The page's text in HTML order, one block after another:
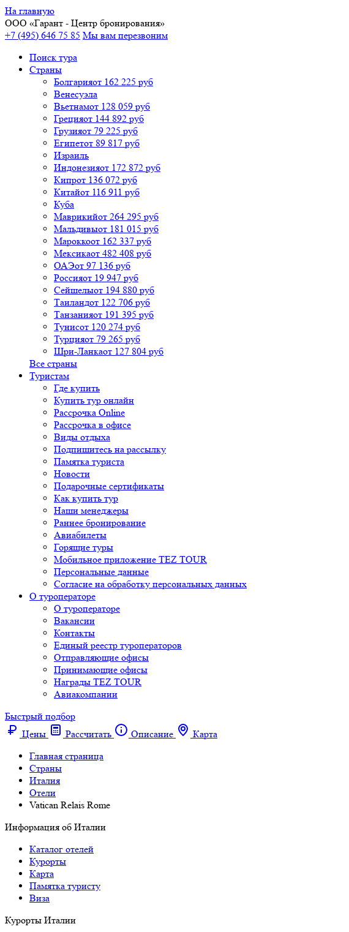
На главную
ООО «Гарант - Центр бронирования»
+7 (495) 646 75 85 Мы вам перезвоним
Поиск тура
Cтраны
Болгарияот 162 225 руб
Венесуэла
Вьетнамот 128 059 руб
Грецияот 144 892 руб
Грузияот 79 225 руб
Египетот 89 817 руб
Израиль
Индонезияот 172 872 руб
Кипрот 136 072 руб
Китайот 116 911 руб
Куба
Маврикийот 264 295 руб
Мальдивыот 181 015 руб
Мароккоот 162 337 руб
Мексикаот 482 408 руб
ОАЭот 97 136 руб
Россияот 19 947 руб
Сейшелыот 194 880 руб
Таиландот 122 706 руб
Танзанияот 191 395 руб
Тунисот 120 274 руб
Турцияот 79 265 руб
Шри-Ланкаот 127 804 руб
Все страны
Туристам
Где купить
Купить тур онлайн
Рассрочка Online
Рассрочка в офисе
Виды отдыха
Подпишитесь на рассылку
Памятка туриста
Новости
Подарочные сертификаты
Как купить тур
Наши менеджеры
Раннее бронирование
Авиабилеты
Горящие туры
Мобильное приложение TEZ TOUR
Персональные данные
Согласие на обработку персональных данных
О туроператоре
О туроператоре
Вакансии
Контакты
Единый реестр туроператоров
Отправляющие офисы
Принимающие офисы
Награды TEZ TOUR
Авиакомпании
Быстрый подбор
Цены
Рассчитать Описание
Карта
Главная страница
Cтраны
Италия
Отели
Vatican Relais Rome
Информация об Италии
Каталог отелей
Курорты
Карта
Памятка туристу
Виза
Курорты Италии